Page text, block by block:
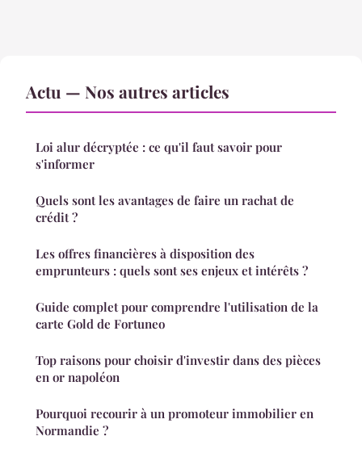
Actu — Nos autres articles
Loi alur décryptée : ce qu'il faut savoir pour
s'informer
Quels sont les avantages de faire un rachat de
crédit ?
Les offres financières à disposition des
emprunteurs : quels sont ses enjeux et intérêts ?
Guide complet pour comprendre l'utilisation de la
carte Gold de Fortuneo
Top raisons pour choisir d'investir dans des pièces
en or napoléon
Pourquoi recourir à un promoteur immobilier en
Normandie ?